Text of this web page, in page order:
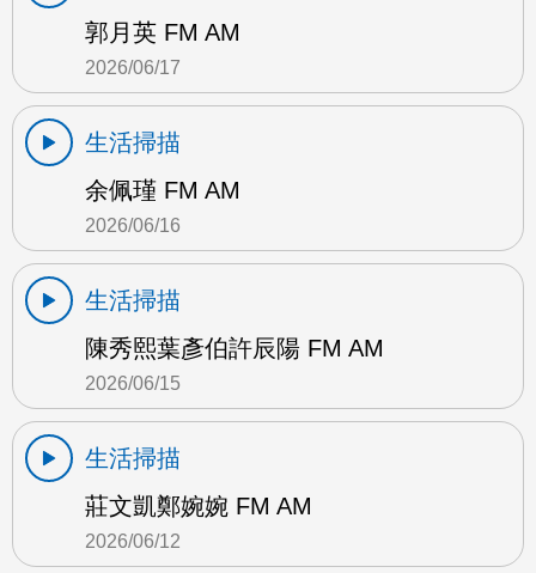
郭月英 FM AM
2026/06/17
生活掃描
余佩瑾 FM AM
2026/06/16
生活掃描
陳秀熙葉彥伯許辰陽 FM AM
2026/06/15
生活掃描
莊文凱鄭婉婉 FM AM
2026/06/12